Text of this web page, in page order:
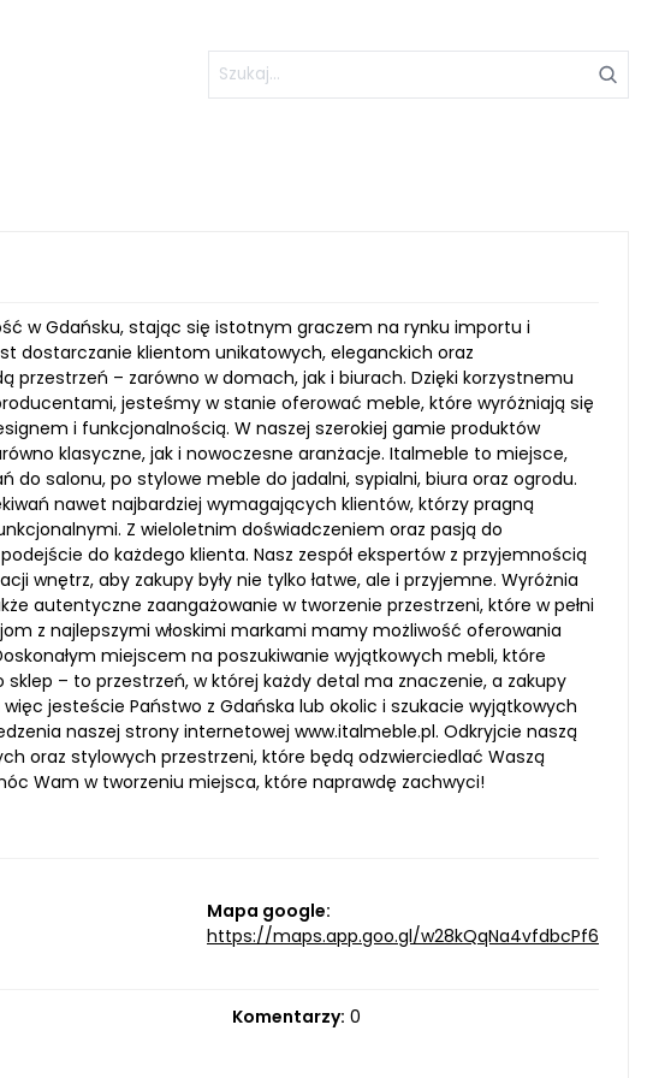
w Gdańsku, stając się istotnym graczem na rynku importu i
dostarczanie klientom unikatowych, eleganckich oraz
przestrzeń – zarówno w domach, jak i biurach. Dzięki korzystnemu
jesteśmy w stanie oferować meble, które wyróżniają się
i funkcjonalnością. W naszej szerokiej gamie produktów
klasyczne, jak i nowoczesne aranżacje. Italmeble to miejsce,
do salonu, po stylowe meble do jadalni, sypialni, biura oraz ogrodu.
nawet najbardziej wymagających klientów, którzy pragną
Z wieloletnim doświadczeniem oraz pasją do
do każdego klienta. Nasz zespół ekspertów z przyjemnością
wnętrz, aby zakupy były nie tylko łatwe, ale i przyjemne. Wyróżnia
autentyczne zaangażowanie w tworzenie przestrzeni, które w pełni
z najlepszymi włoskimi markami mamy możliwość oferowania
miejscem na poszukiwanie wyjątkowych mebli, które
– to przestrzeń, w której każdy detal ma znaczenie, a zakupy
jesteście Państwo z Gdańska lub okolic i szukacie wyjątkowych
naszej strony internetowej www.italmeble.pl. Odkryjcie naszą
oraz stylowych przestrzeni, które będą odzwierciedlać Waszą
Wam w tworzeniu miejsca, które naprawdę zachwyci!
Mapa google:
https://maps.app.goo.gl/w28kQqNa4vfdbcPf6
Komentarzy: 0